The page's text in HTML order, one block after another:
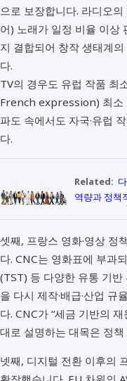
으로 보장합니다. 라디오
어) 노래가 일정 비율 이상
지 결합되어 창작 생태계
다.
TV의 경우도 유럽 작품 최
French expression) 최소
파도 속에서도 자국·유럽
다.
Related:
역량과 정책
셋째, 프랑스 영화·영상 정
다. CNC는 영화표에 부과
(TST) 등 다양한 유통 기
을 다시 제작·배급·산업
다. CNC가 “세금 기반의
대로 설명하는 대목은 정
넷째, 디지털 전환 이후의